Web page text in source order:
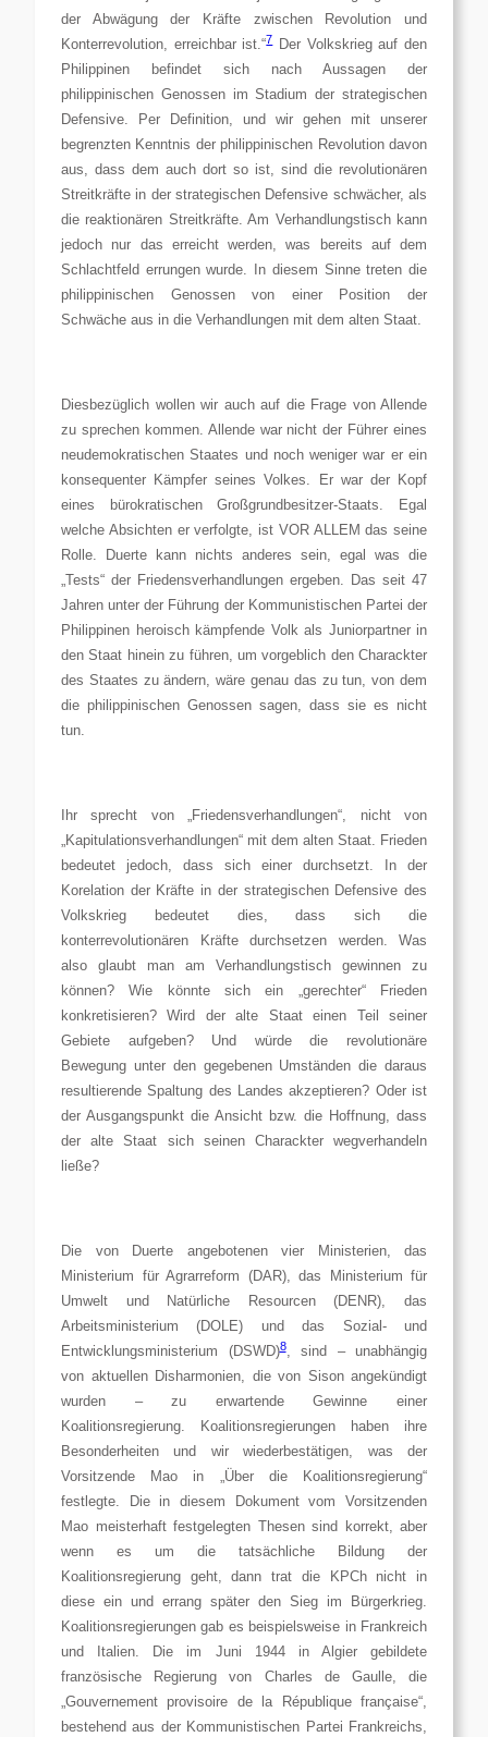
der Abwägung der Kräfte zwischen Revolution und
Konterrevolution, erreichbar ist.“7Der Volkskrieg auf den
Philippinen befindet sich nach Aussagen der
philippinischen Genossen im Stadium der strategischen
Defensive. Per Definition, und wir gehen mit unserer
begrenzten Kenntnis der philippinischen Revolution davon
aus, dass dem auch dort so ist, sind die revolutionären
Streitkräfte in der strategischen Defensive schwächer, als
die reaktionären Streitkräfte. Am Verhandlungstisch kann
jedoch nur das erreicht werden, was bereits auf dem
Schlachtfeld errungen wurde. In diesem Sinne treten die
philippinischen Genossen von einer Position der
Schwäche aus in die Verhandlungen mit dem alten Staat.
Diesbezüglich wollen wir auch auf die Frage von Allende
zu sprechen kommen. Allende war nicht der Führer eines
neudemokratischen Staates und noch weniger war er ein
konsequenter Kämpfer seines Volkes. Er war der Kopf
eines bürokratischen Großgrundbesitzer-Staats. Egal
welche Absichten er verfolgte, ist VOR ALLEM das seine
Rolle. Duerte kann nichts anderes sein, egal was die
„Tests“ der Friedensverhandlungen ergeben. Das seit 47
Jahren unter der Führung der Kommunistischen Partei der
Philippinen heroisch kämpfende Volk als Juniorpartner in
den Staat hinein zu führen, um vorgeblich den Charackter
des Staates zu ändern, wäre genau das zu tun, von dem
die philippinischen Genossen sagen, dass sie es nicht
tun.
Ihr sprecht von „Friedensverhandlungen“, nicht von
„Kapitulationsverhandlungen“ mit dem alten Staat. Frieden
bedeutet jedoch, dass sich einer durchsetzt. In der
Korelation der Kräfte in der strategischen Defensive des
Volkskrieg bedeutet dies, dass sich die
konterrevolutionären Kräfte durchsetzen werden. Was
also glaubt man am Verhandlungstisch gewinnen zu
können? Wie könnte sich ein „gerechter“ Frieden
konkretisieren? Wird der alte Staat einen Teil seiner
Gebiete aufgeben? Und würde die revolutionäre
Bewegung unter den gegebenen Umständen die daraus
resultierende Spaltung des Landes akzeptieren? Oder ist
der Ausgangspunkt die Ansicht bzw. die Hoffnung, dass
der alte Staat sich seinen Charackter wegverhandeln
ließe?
Die von Duerte angebotenen vier Ministerien, das
Ministerium für Agrarreform (DAR), das Ministerium für
Umwelt und Natürliche Resourcen (DENR), das
Arbeitsministerium (DOLE) und das Sozial- und
Entwicklungsministerium (DSWD)8, sind – unabhängig
von aktuellen Disharmonien, die von Sison angekündigt
wurden – zu erwartende Gewinne einer
Koalitionsregierung. Koalitionsregierungen haben ihre
Besonderheiten und wir wiederbestätigen, was der
Vorsitzende Mao in „Über die Koalitionsregierung“
festlegte. Die in diesem Dokument vom Vorsitzenden
Mao meisterhaft festgelegten Thesen sind korrekt, aber
wenn es um die tatsächliche Bildung der
Koalitionsregierung geht, dann trat die KPCh nicht in
diese ein und errang später den Sieg im Bürgerkrieg.
Koalitionsregierungen gab es beispielsweise in Frankreich
und Italien. Die im Juni 1944 in Algier gebildete
französische Regierung von Charles de Gaulle, die
„Gouvernement provisoire de la République française“,
bestehend aus der Kommunistischen Partei Frankreichs,